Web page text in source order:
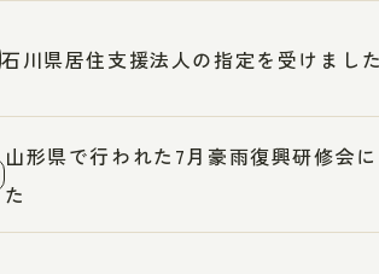
石川県居住支援法人の指定を受けました
山形県で行われた7月豪雨復興研修会
た